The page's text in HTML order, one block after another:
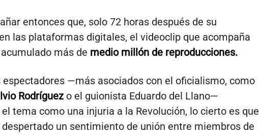
entonces que, solo 72 horas después de su
las plataformas digitales, el videoclip que acompaña
más de medio millón de reproducciones.
espectadores —más asociados con el oficialismo, como
Rodríguezo el guionista Eduardo del Llano—
tema como una injuria a la Revolución, lo cierto es que
un sentimiento de unión entre miembros de